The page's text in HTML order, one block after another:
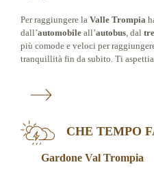
Per raggiungere la Valle Trompia
dall’automobileall’autobus, dal
più comode e veloci per
tranquillità fin da subito. Ti
CHE TEMPO
Gardone Val Trompia